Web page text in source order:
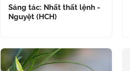
Sáng tác: Nhất thất lệnh -
Nguyệt (HCH)